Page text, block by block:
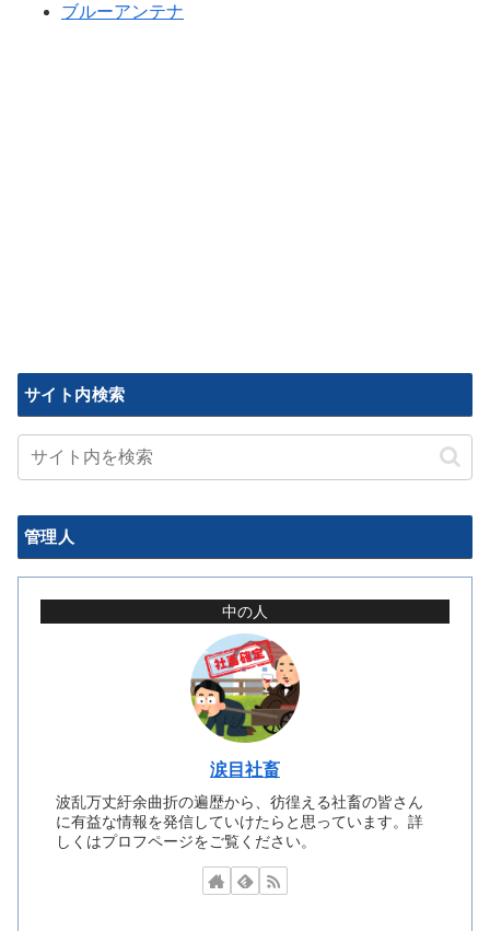
ブルーアンテナ
サイト内検索
管理人
中の人
涙目社畜
波乱万丈紆余曲折の遍歴から、彷徨える社畜の皆さん
に有益な情報を発信していけたらと思っています。詳
しくはプロフページをご覧ください。